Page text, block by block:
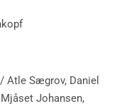
Atle Sægrov, Daniel
Johansen,